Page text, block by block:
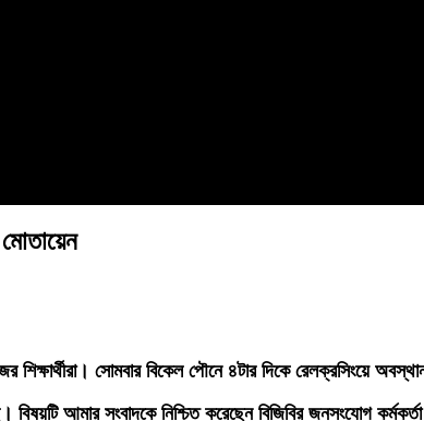
সোমবার বিকেল পৌনে ৪টার দিকে রেলক্রসিংয়ে
বিষয়টি আমার সংবাদকে নিশ্চিত করেছেন বিজিবির জনসংযোগ